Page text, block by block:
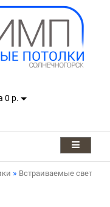
0 р.
Встраиваемые